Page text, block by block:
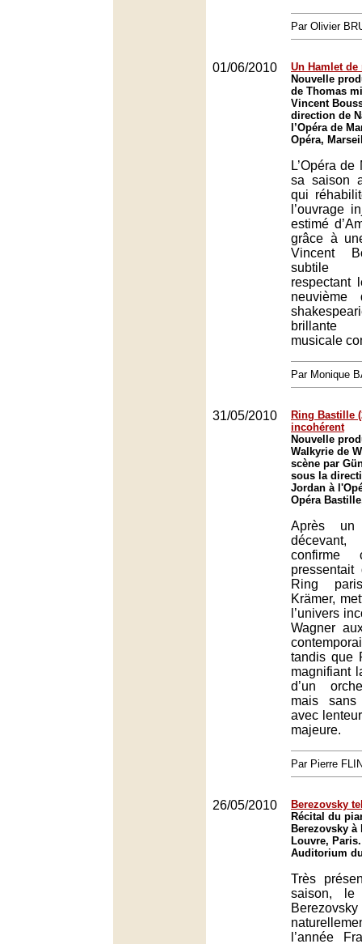
Par Olivier
01/06/2010
Un Hamlet de
Nouvelle
de Thomas
Vincent
direction de
l’Opéra de
Opéra,
L’Opéra
sa saison
qui
l’ouvrage
estimé
grâce à
Vincent
subtile
respectant
neuvième
brillante
musicale
Par Monique
31/05/2010
Ring Bastille
incohérent
Nouvelle
Walkyrie de
scène par
sous la
Jordan à
Opéra
Après
Ring
Krämer,
l’univers
Wagner
tandis que
magnifiant
d’un
mais sans
avec
majeure.
Par Pierre
26/05/2010
Berezovsky
Récital du
Berezovsky
Louvre, Paris.
Auditorium
Très
saison, le
l’année